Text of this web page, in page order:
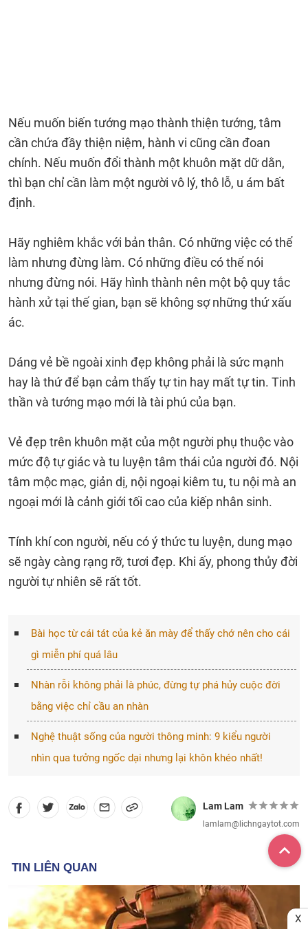
Nếu muốn biến tướng mạo thành thiện tướng, tâm
cần chứa đầy thiện niệm, hành vi cũng cần đoan
chính. Nếu muốn đổi thành một khuôn mặt dữ dằn,
thì bạn chỉ cần làm một người vô lý, thô lỗ, u ám bất
định.
Hãy nghiêm khắc với bản thân. Có những việc có thể
làm nhưng đừng làm. Có những điều có thể nói
nhưng đừng nói. Hãy hình thành nên một bộ quy tắc
hành xử tại thế gian, bạn sẽ không sợ những thứ xấu
ác.
Dáng vẻ bề ngoài xinh đẹp không phải là sức mạnh
hay là thứ để bạn cảm thấy tự tin hay mất tự tin. Tinh
thần và tướng mạo mới là tài phú của bạn.
Vẻ đẹp trên khuôn mặt của một người phụ thuộc vào
mức độ tự giác và tu luyện tâm thái của người đó. Nội
tâm mộc mạc, giản dị, nội ngoại kiêm tu, tu nội mà an
ngoại mới là cảnh giới tối cao của kiếp nhân sinh.
Tính khí con người, nếu có ý thức tu luyện, dung mạo
sẽ ngày càng rạng rỡ, tươi đẹp. Khi ấy, phong thủy đời
người tự nhiên sẽ rất tốt.
Bài học từ cái tát của kẻ ăn mày để thấy chớ nên cho cái
gì miễn phí quá lâu
Nhàn rỗi không phải là phúc, đừng tự phá hủy cuộc đời
bằng việc chỉ cầu an nhàn
Nghệ thuật sống của người thông minh: 9 kiểu người
nhìn qua tưởng ngốc dại nhưng lại khôn khéo nhất!
Lam Lam
lamlam@lichngaytot.com
X